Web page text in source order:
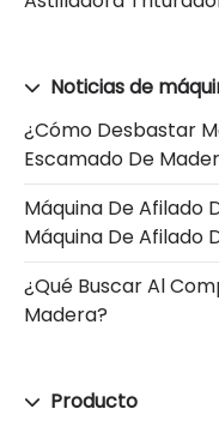
Noticias de
¿Cómo Desbastar
Escamado De
Máquina De Afilado
Máquina De Afilado
¿Qué Buscar Al
Madera?
Producto